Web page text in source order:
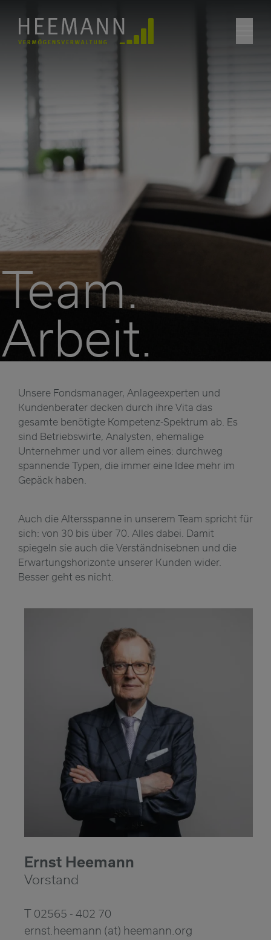
Team.
Arbeit.
Unsere Fondsmanager, Anlageexperten und
Kundenberater decken durch ihre Vita das
gesamte benötigte Kompetenz-Spektrum ab. Es
sind Betriebswirte, Analysten, ehemalige
Unternehmer und vor allem eines: durchweg
spannende Typen, die immer eine Idee mehr im
Gepäck haben.
Auch die Altersspanne in unserem Team spricht für
sich: von 30 bis über 70. Alles dabei. Damit
spiegeln sie auch die Verständnisebnen und die
Erwartungshorizonte unserer Kunden wider.
Besser geht es nicht.
Ernst Heemann
Vorstand
T 02565 - 402 70
ernst.heemann (at) heemann.org